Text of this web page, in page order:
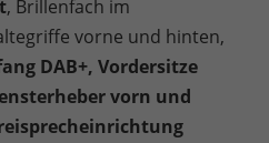
, Brillenfach im
vorne und hinten,
DAB+, Vordersitze
vorn und